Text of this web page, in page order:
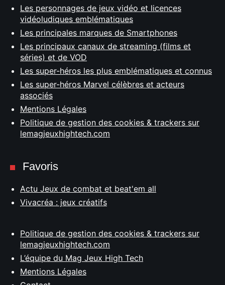
Les personnages de jeux vidéo et licences
vidéoludiques emblématiques
Les principales marques de Smartphones
Les principaux canaux de streaming (films et
séries) et de VOD
Les super-héros les plus emblématiques et connus
Les super-héros Marvel célèbres et acteurs
associés
Mentions Légales
Politique de gestion des cookies & trackers sur
lemagjeuxhightech.com
Favoris
Actu Jeux de combat et beat'em all
Vivacréa : jeux créatifs
Politique de gestion des cookies & trackers sur
lemagjeuxhightech.com
L’équipe du Mag Jeux High Tech
Mentions Légales